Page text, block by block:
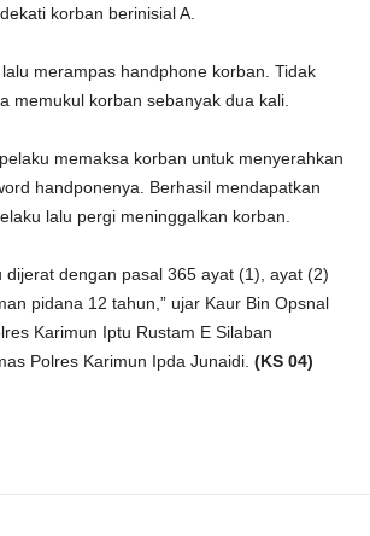
korban berinisial A.
merampas handphone korban. Tidak
memukul korban sebanyak dua kali.
memaksa korban untuk menyerahkan
handponenya. Berhasil mendapatkan
lalu pergi meninggalkan korban.
dijerat dengan pasal 365 ayat (1), ayat (2)
pidana 12 tahun,” ujar Kaur Bin Opsnal
Karimun Iptu Rustam E Silaban
Polres Karimun Ipda Junaidi. (KS 04)